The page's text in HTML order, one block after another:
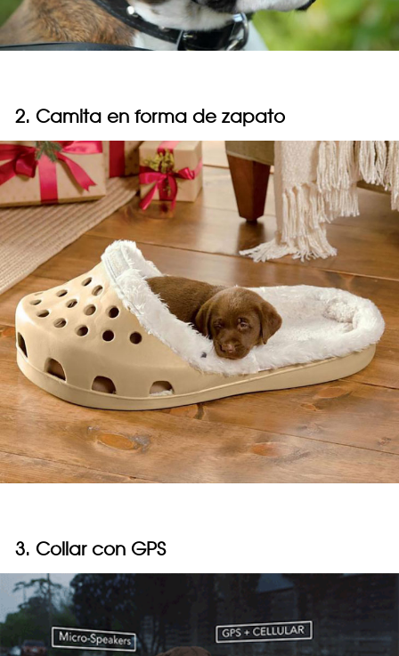
2. Camita en forma de zapato
3. Collar con GPS